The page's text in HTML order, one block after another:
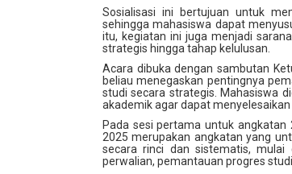
Sosialisasi ini bertujuan untuk
sehingga mahasiswa dapat
itu, kegiatan ini juga menjadi
strategis hingga tahap kelulusan.
Acara dibuka dengan sambutan
beliau menegaskan pentingnya
studi secara strategis. Mahasiswa
akademik agar dapat
Pada sesi pertama untuk angkatan
2025 merupakan angkatan yang
secara rinci dan sistematis, mulai
perwalian, pemantauan progres